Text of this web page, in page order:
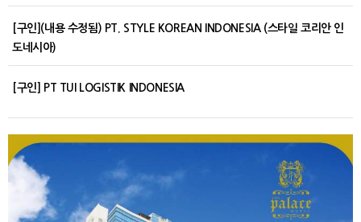
[구인](내용 수정됨) PT. STYLE KOREAN INDONESIA (스타일 코리안 인
도네시아)
[구인] PT TUI LOGISTIK INDONESIA